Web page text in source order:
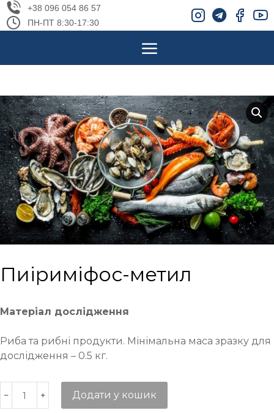
+38 096 054 86 57
ПН-ПТ 8:30-17:30
Пиіриміфос-метил
Матеріал дослідження
Риба та рибні продукти. Мінімальна маса зразку для
дослідження – 0.5 кг.
Додати у кошик